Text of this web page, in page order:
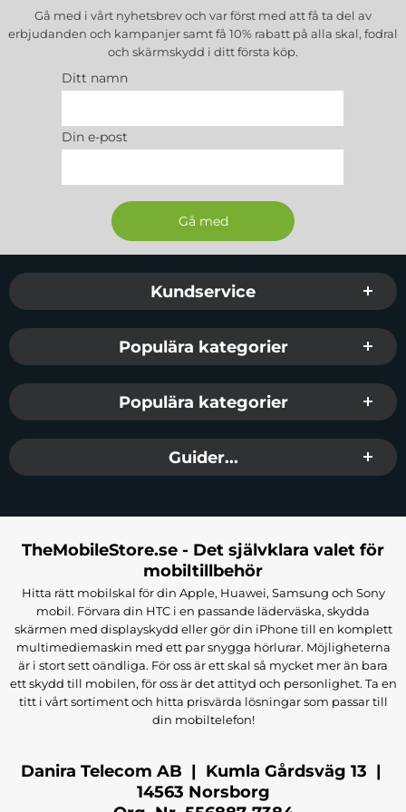
andra glas-produkter.
Paketet innehåller:
1 X Cleaning Kit
Passar:iPhone 11 Pro Max/XS Max
Gå med i vårt nyhetsbrev och var först med att få ta del av
erbjudanden och kampanjer samt få 10% rabatt på alla skal, fodral
och skärmskydd i ditt första köp.
Ditt namn
Din e-post
Sidfot Blandad info och länkar
Kundservice
Populära kategorier
Populära kategorier
Guider...
TheMobileStore.se - Det självklara valet för
mobiltillbehör
Hitta rätt mobilskal för din Apple, Huawei, Samsung och Sony
mobil. Förvara din HTC i en passande läderväska, skydda
skärmen med displayskydd eller gör din iPhone till en komplett
multimediemaskin med ett par snygga hörlurar. Möjligheterna
är i stort sett oändliga. För oss är ett skal så mycket mer än bara
ett skydd till mobilen, för oss är det attityd och personlighet. Ta en
titt i vårt sortiment och hitta prisvärda lösningar som passar till
din mobiltelefon!
Danira Telecom AB | Kumla Gårdsväg 13 |
14563 Norsborg